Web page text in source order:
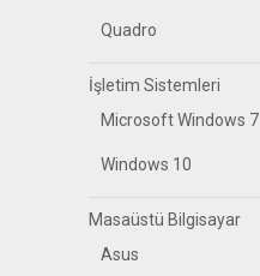
Quadro
İşletim Sistemleri
Microsoft Windows 7
Windows 10
Masaüstü Bilgisayar
Asus